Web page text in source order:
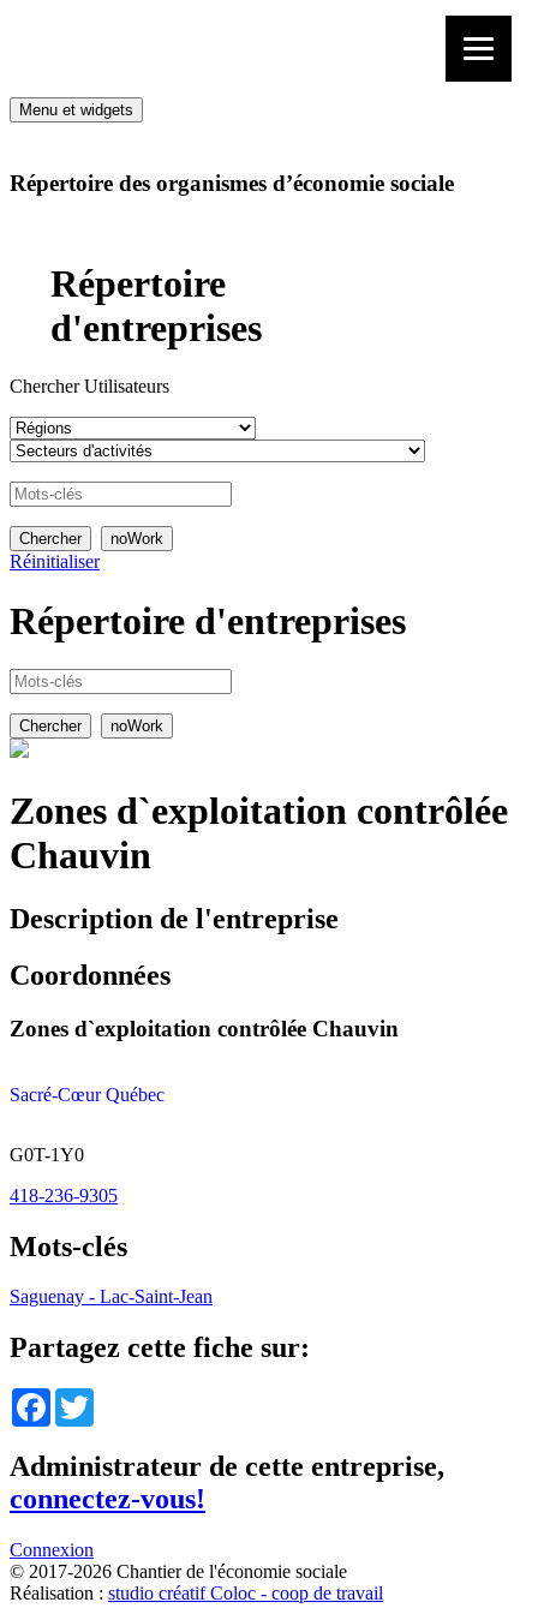
Menu et widgets
Répertoire des organismes d’économie sociale
Répertoire
d'entreprises
Chercher Utilisateurs
Réinitialiser
Répertoire d'entreprises
Zones d`exploitation contrôlée
Chauvin
Description de l'entreprise
Coordonnées
Zones d`exploitation contrôlée Chauvin
Sacré-Cœur Québec
G0T-1Y0
418-236-9305
Mots-clés
Saguenay - Lac-Saint-Jean
Partagez cette fiche sur:
Facebook
Administrateur de cette entreprise,
connectez-vous!
Connexion
© 2017-2026 Chantier de l'économie sociale
Réalisation : studio créatif Coloc - coop de travail